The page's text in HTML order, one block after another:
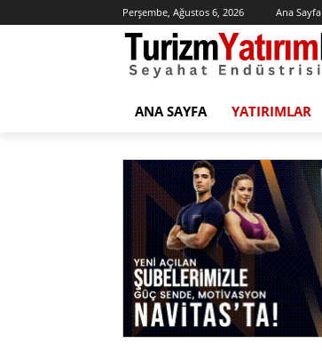
Perşembe, Ağustos 6, 2026 Ana Sayfa
ANA SAYFA YATIRIMLAR